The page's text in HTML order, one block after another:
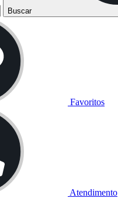
Buscar
Favoritos
Atendimento